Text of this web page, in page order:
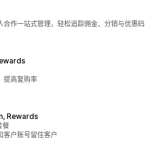
合作一站式管理，轻松追踪佣金、分销与优惠码
提高复购率
Rewards
餐
客户账号留住客户